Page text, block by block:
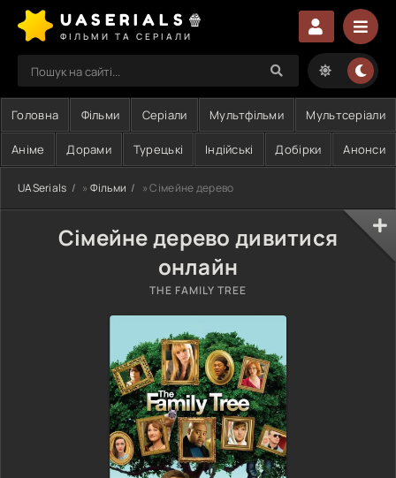
UASERIALS🍿
ФІЛЬМИ ТА СЕРІАЛИ
Головна Фільми Серіали Мультфільми Мультсеріали
Аніме Дорами Турецькі Індійські Добірки Анонси
UASerials » Фільми » Сімейне дерево
Сімейне дерево дивитися
онлайн
THE FAMILY TREE